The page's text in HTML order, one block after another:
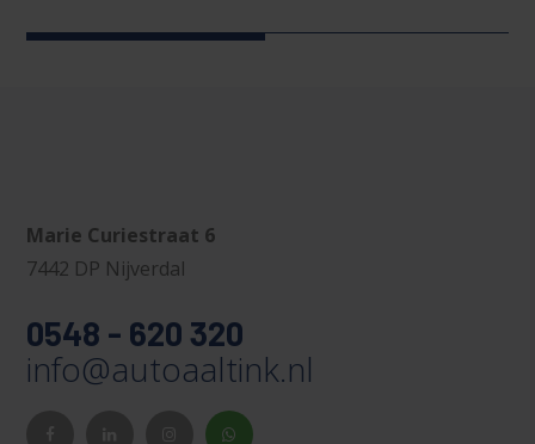
Marie Curiestraat 6
7442 DP Nijverdal
0548 - 620 320
info@autoaaltink.nl